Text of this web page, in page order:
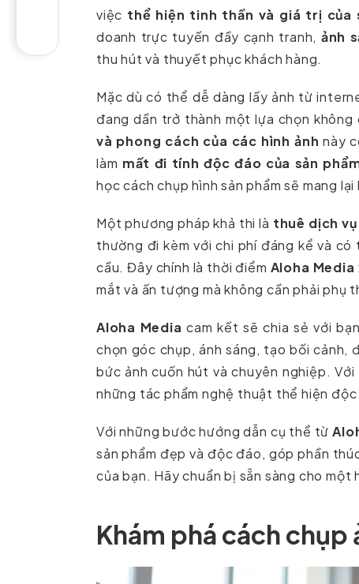
việc thể hiện tinh thần và giá trị của
doanh trực tuyến đầy cạnh tranh, ảnh
thu hút và thuyết phục khách hàng.
Mặc dù có thể dễ dàng lấy ảnh từ
đang dần trở thành một lựa chọn
và phong cách của các hình ảnh này
làm mất đi tính độc đáo của sản
học cách chụp hình sản phẩm sẽ mang lại
Một phương pháp khả thi là thuê dịch
thường đi kèm với chi phí đáng kể và
cầu. Đây chính là thời điểm Aloha Media
mắt và ấn tượng mà không cần phải phụ
Aloha Media cam kết sẽ chia sẻ với
chọn góc chụp, ánh sáng, tạo bối cảnh,
bức ảnh cuốn hút và chuyên nghiệp.
những tác phẩm nghệ thuật thể hiện
Với những bước hướng dẫn cụ thể từ
sản phẩm đẹp và độc đáo, góp phần
của bạn. Hãy chuẩn bị sẵn sàng cho một
Khám phá cách